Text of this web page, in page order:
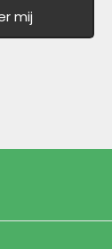
mij